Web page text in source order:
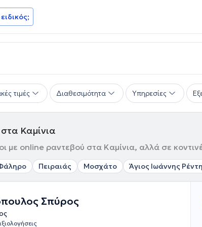
τιμές Διαθεσιμότητα Υπηρεσίες
Καμίνια
με online ραντεβού στα Καμίνια, αλλά σε
Πειραιάς Μοσχάτο Άγιος Ιωάννης
Σπύρος